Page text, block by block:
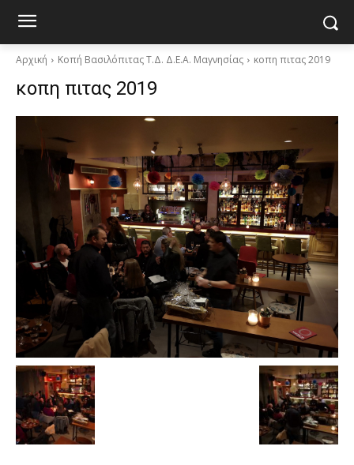
Αρχική Κοπή Βασιλόπιτας Τ.Δ. Δ.Ε.Α. Μαγνησίας κοπη πιτας 2019
κοπη πιτας 2019